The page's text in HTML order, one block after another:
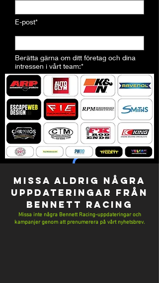
E-post*
Berätta gärna om ditt företag och dina
intressen i vårt team:*
Skicka in submit
MISSA ALDRIG NÅGRA
UPPDATERINGAR från
Bennett Racing
Missa inte några Bennett Racing-uppdateringar och
kampanjer genom att prenumerera på vårt nyhetsbrev.